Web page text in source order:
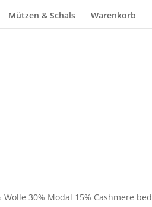
Mützen & Schals Warenkorb
Wolle 30% Modal 15% Cashmere